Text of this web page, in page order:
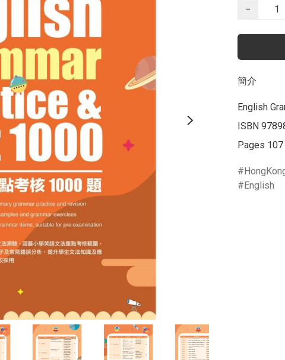
−
簡介
English
ISBN
Pages 107
English